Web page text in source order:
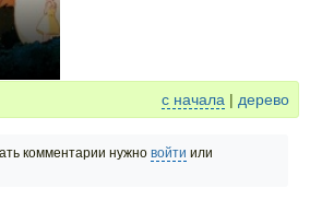
с начала | дерево
комментарии нужно войти или